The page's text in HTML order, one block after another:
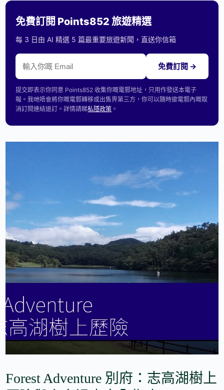
免費訂閱 Points852 旅遊精選
每 3 日由 AI 精選 5 篇最重要旅遊新聞，直送你信箱
免費訂閱 →
提交即表示你同意 Points852 收集你嘅電郵地址，只用作發送本電子
報。我哋唔會將你嘅電郵轉移或出售畀第三方，你可以隨時撳電郵內嘅取
消訂閱連結退訂。詳情請睇私隱政策 。
Forest Adventure 別府：志高湖樹上